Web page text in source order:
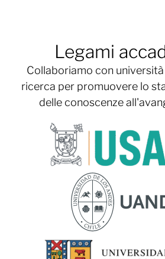
Legami
Collaboriamo con
ricerca per promuovere lo
delle conoscenze